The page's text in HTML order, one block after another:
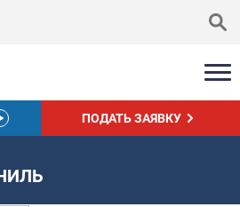
ПОДАТЬ ЗАЯВКУ